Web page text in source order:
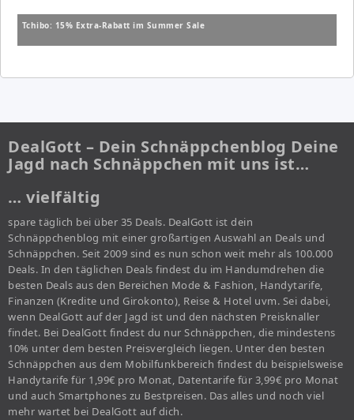
Tchibo: 15% Extra-Rabatt im Summer Sale
DealGott – Dein Schnäppchenblog Deine
Jagd nach Schnäppchen mit uns ist…
… vielfältig
spare täglich bei über 35 Deals. DealGott ist dein
Schnäppchenblog mit einer großartigen Auswahl an Deals und
Schnäppchen. Seit 2009 sind es nun schon weit mehr als 100.000
Deals. In den täglichen Deals findest du im Handumdrehen die
besten Deals aus den Bereichen Mode & Fashion, Handytarife,
Finanzen (Kredite und Girokonto), Reise & Hotel uvm. Sei dabei,
wenn DealGott auf der Jagd ist und den nächsten Preisknaller
findet. Bei DealGott findest du nur Schnäppchen, die mindestens
10% unter dem besten Preisvergleich liegen. Unter den besten
Schnäppchen aus dem Mobilfunkbereich findest du beispielsweise
Handytarife für 1,99€ pro Monat, Datentarife für 3,99€ pro Monat
und auch Smartphones zu Bestpreisen. Das alles und noch viel
mehr wartet bei DealGott auf dich.